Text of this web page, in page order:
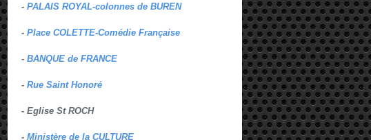
- PALAIS ROYAL-colonnes de BUREN
- Place COLETTE-Comédie Française
- BANQUE de FRANCE
- Rue Saint Honoré
- Eglise St ROCH
- Ministère de la CULTURE